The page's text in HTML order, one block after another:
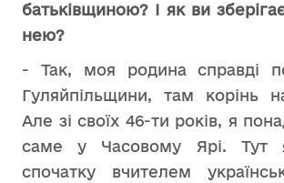
батьківщиною? І як ви
нею?
- Так, моя родина справді
Гуляйпільщини, там корінь
Але зі своїх 46-ти років, я
саме у Часовому Ярі. Тут
спочатку вчителем